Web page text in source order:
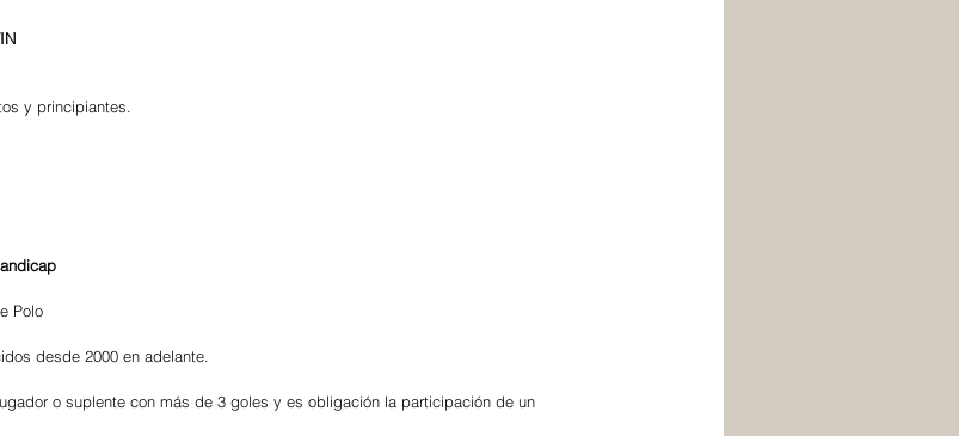
y principiantes.
Polo
desde 2000 en adelante.
o suplente con más de 3 goles y es obligación la participación de un